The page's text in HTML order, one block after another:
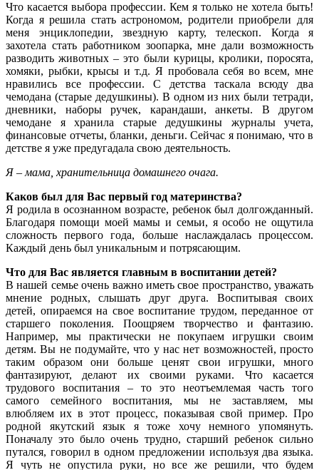
Что касается выбора профессии. Кем я только не хотела быть!
Когда я решила стать астрономом, родители приобрели для
меня энциклопедии, звездную карту, телескоп. Когда я
захотела стать работником зоопарка, мне дали возможность
разводить животных – это были курицы, кролики, поросята,
хомяки, рыбки, крысы и т.д. Я пробовала себя во всем, мне
нравились все профессии. С детства таскала всюду два
чемодана (старые дедушкины). В одном из них были тетради,
дневники, наборы ручек, карандаши, анкеты. В другом
чемодане я хранила старые дедушкины журналы учета,
финансовые отчеты, бланки, деньги. Сейчас я понимаю, что в
детстве я уже предугадала свою деятельность.
Я – мама, хранительница домашнего очага.
Каков был для Вас первый год материнства?
Я родила в осознанном возрасте, ребенок был долгожданный.
Благодаря помощи моей мамы и семьи, я особо не ощутила
сложность первого года, больше наслаждалась процессом.
Каждый день был уникальным и потрясающим.
Что для Вас является главным в воспитании детей?
В нашей семье очень важно иметь свое пространство, уважать
мнение родных, слышать друг друга. Воспитывая своих
детей, опираемся на свое воспитание трудом, переданное от
старшего поколения. Поощряем творчество и фантазию.
Например, мы практически не покупаем игрушки своим
детям. Вы не подумайте, что у нас нет возможностей, просто
таким образом они больше ценят свои игрушки, много
фантазируют, делают их своими руками. Что касается
трудового воспитания – то это неотъемлемая часть того
самого семейного воспитания, мы не заставляем, мы
влюбляем их в этот процесс, показывая свой пример. Про
родной якутский язык я тоже хочу немного упомянуть.
Поначалу это было очень трудно, старший ребенок сильно
путался, говорил в одном предложении используя два языка.
Я чуть не опустила руки, но все же решили, что будем